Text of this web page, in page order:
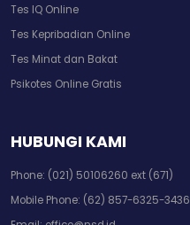
Tes IQ Online
Tes Kepribadian Online
Tes Minat dan Bakat
Psikotes Online Gratis
HUBUNGI KAMI
Phone: (021) 50106260 ext (671)
Mobile Phone: (62) 857-6325-3436